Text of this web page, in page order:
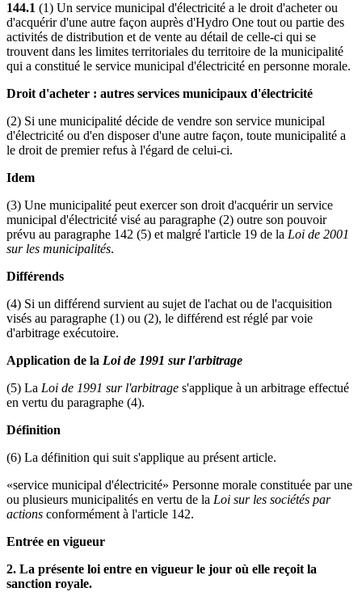
144.1 (1) Un service municipal d'électricité a le droit d'acheter ou
d'acquérir d'une autre façon auprès d'Hydro One tout ou partie des
activités de distribution et de vente au détail de celle-ci qui se
trouvent dans les limites territoriales du territoire de la municipalité
qui a constitué le service municipal d'électricité en personne morale.
Droit d'acheter : autres services municipaux d'électricité
(2) Si une municipalité décide de vendre son service municipal
d'électricité ou d'en disposer d'une autre façon, toute municipalité a
le droit de premier refus à l'égard de celui-ci.
Idem
(3) Une municipalité peut exercer son droit d'acquérir un service
municipal d'électricité visé au paragraphe (2) outre son pouvoir
prévu au paragraphe 142 (5) et malgré l'article 19 de la Loi de 2001
sur les municipalités.
Différends
(4) Si un différend survient au sujet de l'achat ou de l'acquisition
visés au paragraphe (1) ou (2), le différend est réglé par voie
d'arbitrage exécutoire.
Application de la Loi de 1991 sur l'arbitrage
(5) La Loi de 1991 sur l'arbitrage s'applique à un arbitrage effectué
en vertu du paragraphe (4).
Définition
(6) La définition qui suit s'applique au présent article.
«service municipal d'électricité» Personne morale constituée par une
ou plusieurs municipalités en vertu de la Loi sur les sociétés par
actions conformément à l'article 142.
Entrée en vigueur
2. La présente loi entre en vigueur le jour où elle reçoit la
sanction royale.